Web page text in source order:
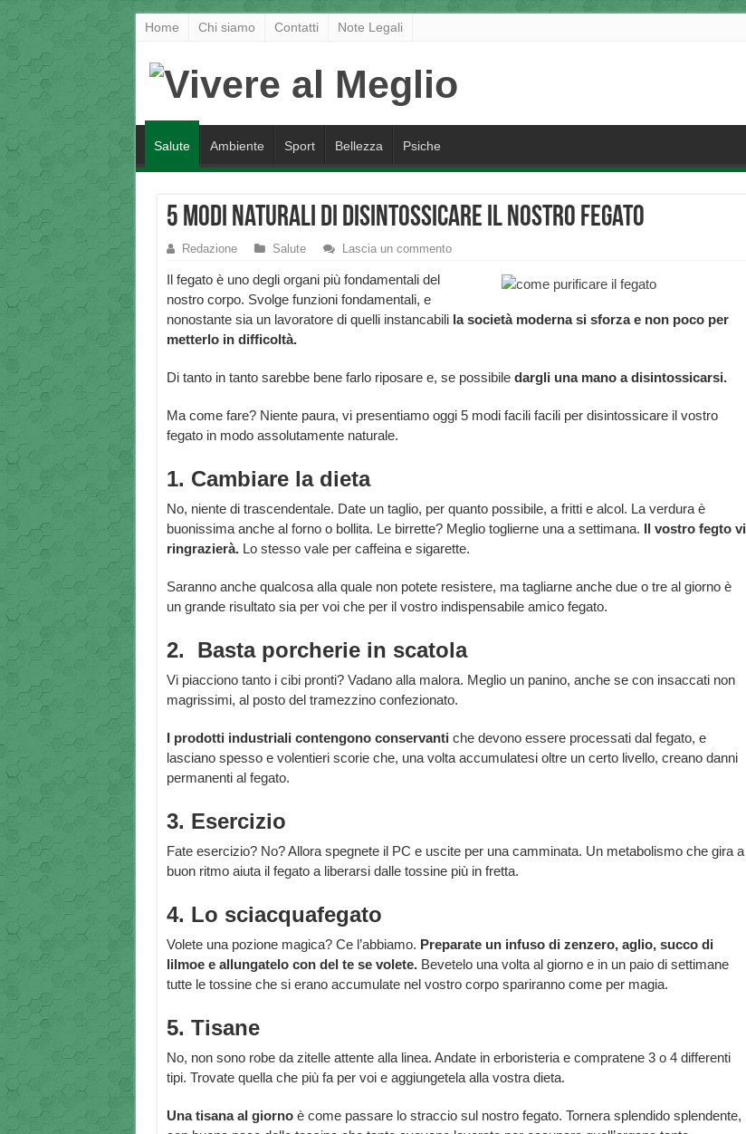
Home Chi siamo Contatti Note Legali
Salute Ambiente Sport Bellezza Psiche
5 modi naturali di disintossicare il nostro fegato
Redazione Salute Lascia un commento
Il fegato è uno degli organi più fondamentali del
nostro corpo. Svolge funzioni fondamentali, e
nonostante sia un lavoratore di quelli instancabili la società moderna si sforza e non poco per
metterlo in difficoltà.
Di tanto in tanto sarebbe bene farlo riposare e, se possibile dargli una mano a disintossicarsi.
Ma come fare? Niente paura, vi presentiamo oggi 5 modi facili facili per disintossicare il vostro
fegato in modo assolutamente naturale.
1. Cambiare la dieta
No, niente di trascendentale. Date un taglio, per quanto possibile, a fritti e alcol. La verdura è
buonissima anche al forno o bollita. Le birrette? Meglio toglierne una a settimana. Il vostro fegto vi
ringrazierà.Lo stesso vale per caffeina e sigarette.
Saranno anche qualcosa alla quale non potete resistere, ma tagliarne anche due o tre al giorno è
un grande risultato sia per voi che per il vostro indispensabile amico fegato.
2. Basta porcherie in scatola
Vi piacciono tanto i cibi pronti? Vadano alla malora. Meglio un panino, anche se con insaccati non
magrissimi, al posto del tramezzino confezionato.
I prodotti industriali contengono conservanti che devono essere processati dal fegato, e
lasciano spesso e volentieri scorie che, una volta accumulatesi oltre un certo livello, creano danni
permanenti al fegato.
3. Esercizio
Fate esercizio? No? Allora spegnete il PC e uscite per una camminata. Un metabolismo che gira a
buon ritmo aiuta il fegato a liberarsi dalle tossine più in fretta.
4. Lo sciacquafegato
Volete una pozione magica? Ce l’abbiamo. Preparate un infuso di zenzero, aglio, succo di
lilmoe e allungatelo con del te se volete. Bevetelo una volta al giorno e in un paio di settimane
tutte le tossine che si erano accumulate nel vostro corpo spariranno come per magia.
5. Tisane
No, non sono robe da zitelle attente alla linea. Andate in erboristeria e compratene 3 o 4 differenti
tipi. Trovate quella che più fa per voi e aggiungetela alla vostra dieta.
Una tisana al giorno è come passare lo straccio sul nostro fegato. Tornera splendido splendente,